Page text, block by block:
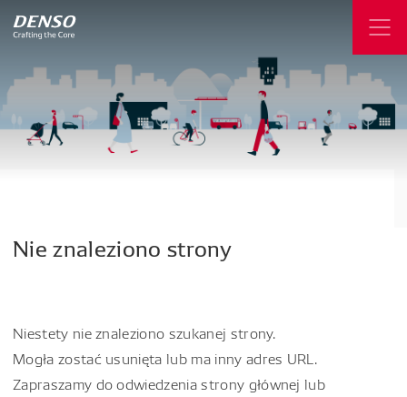
Nie znaleziono strony
Niestety nie znaleziono szukanej strony.
Mogła zostać usunięta lub ma inny adres URL.
Zapraszamy do odwiedzenia strony głównej lub